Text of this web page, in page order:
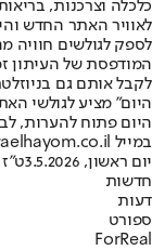
לאוויר האתר החדש
לספק לגולשים חוויה
המודפסת של העיתון
לקבל אותם גם
היום" מציע לגולשי
היום פתוח להערות,
במייל hayom@israelhayom.co.il.
יום ראשון, 3.5.2026
ט"ז
חדשות
דעות
ספורט
ForReal